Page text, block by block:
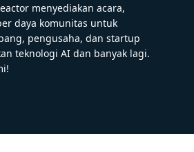
menyediakan acara,
daya komunitas untuk
pengusaha, dan startup
teknologi AI dan banyak lagi.